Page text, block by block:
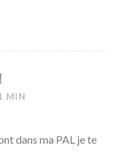
MIN
dans ma PAL je te